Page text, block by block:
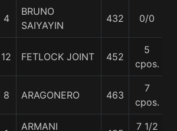
4
BRUNO
SAIYAYIN
432 0/0
12 FETLOCK JOINT 452
5
cpos.
8 ARAGONERO 463
7
cpos.
ARMANI
7 1/2